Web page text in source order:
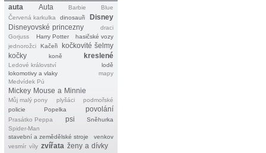
auta Auta Barbie
Blue
Červená karkulka
dinosauři
Disney
Disneyovské princezny
draci
Gorjuss
Harry Potter
hasičské vozy
jednorožci
Kačeři
kočkovité šelmy
kočky
koně kreslené
Ledové království
lodě
lokomotivy a vlaky
mapy
Medvídek Pú
Mickey Mouse a Minnie
Můj malý pony plyšáci
podmořské
policie
Popelka povolání
Prasátko Peppa psi
Sněhurka
Spider‐Man
stavební a zemědělské stroje
venkov
vesmír víly zvířata ženy a dívky